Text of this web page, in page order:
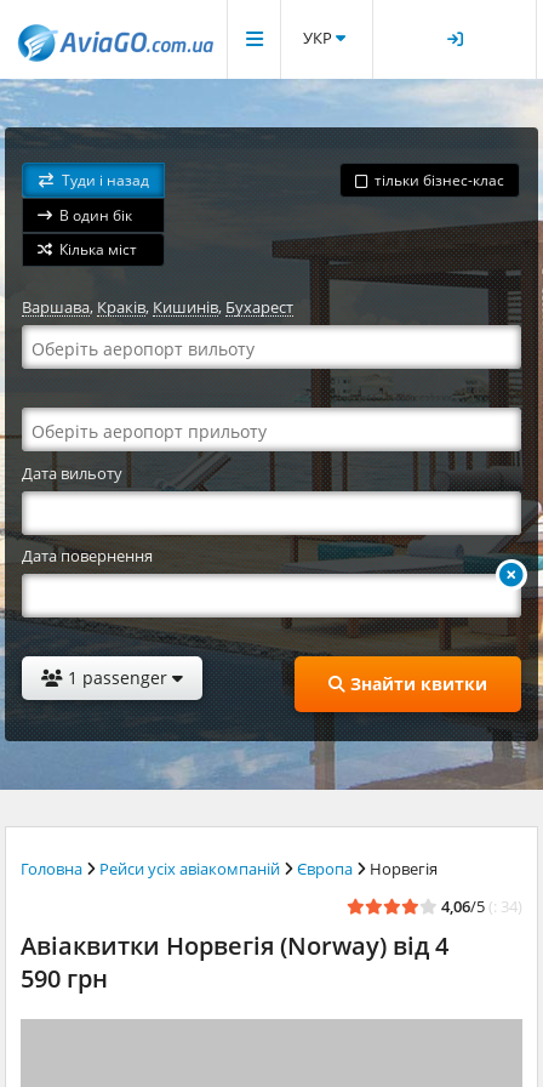
УКР
Туди і назад
В один бік
Кілька міст
тільки бізнес-клас
Варшава,Краків, Кишинів, Бухарест
Дата вильоту
Дата повернення
1 passenger Знайти квитки
Головна Рейси усіх авіакомпаній Європа
Норвегія
4,06/5 (: 34)
Авіаквитки Норвегія (Norway) від 4
590 грн